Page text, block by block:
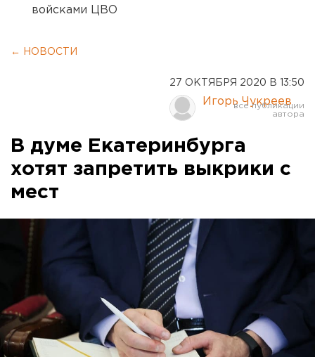
войсками ЦВО
← НОВОСТИ
27 ОКТЯБРЯ 2020 В 13:50
Игорь Чукреев
В думе Екатеринбурга
хотят запретить выкрики с
мест